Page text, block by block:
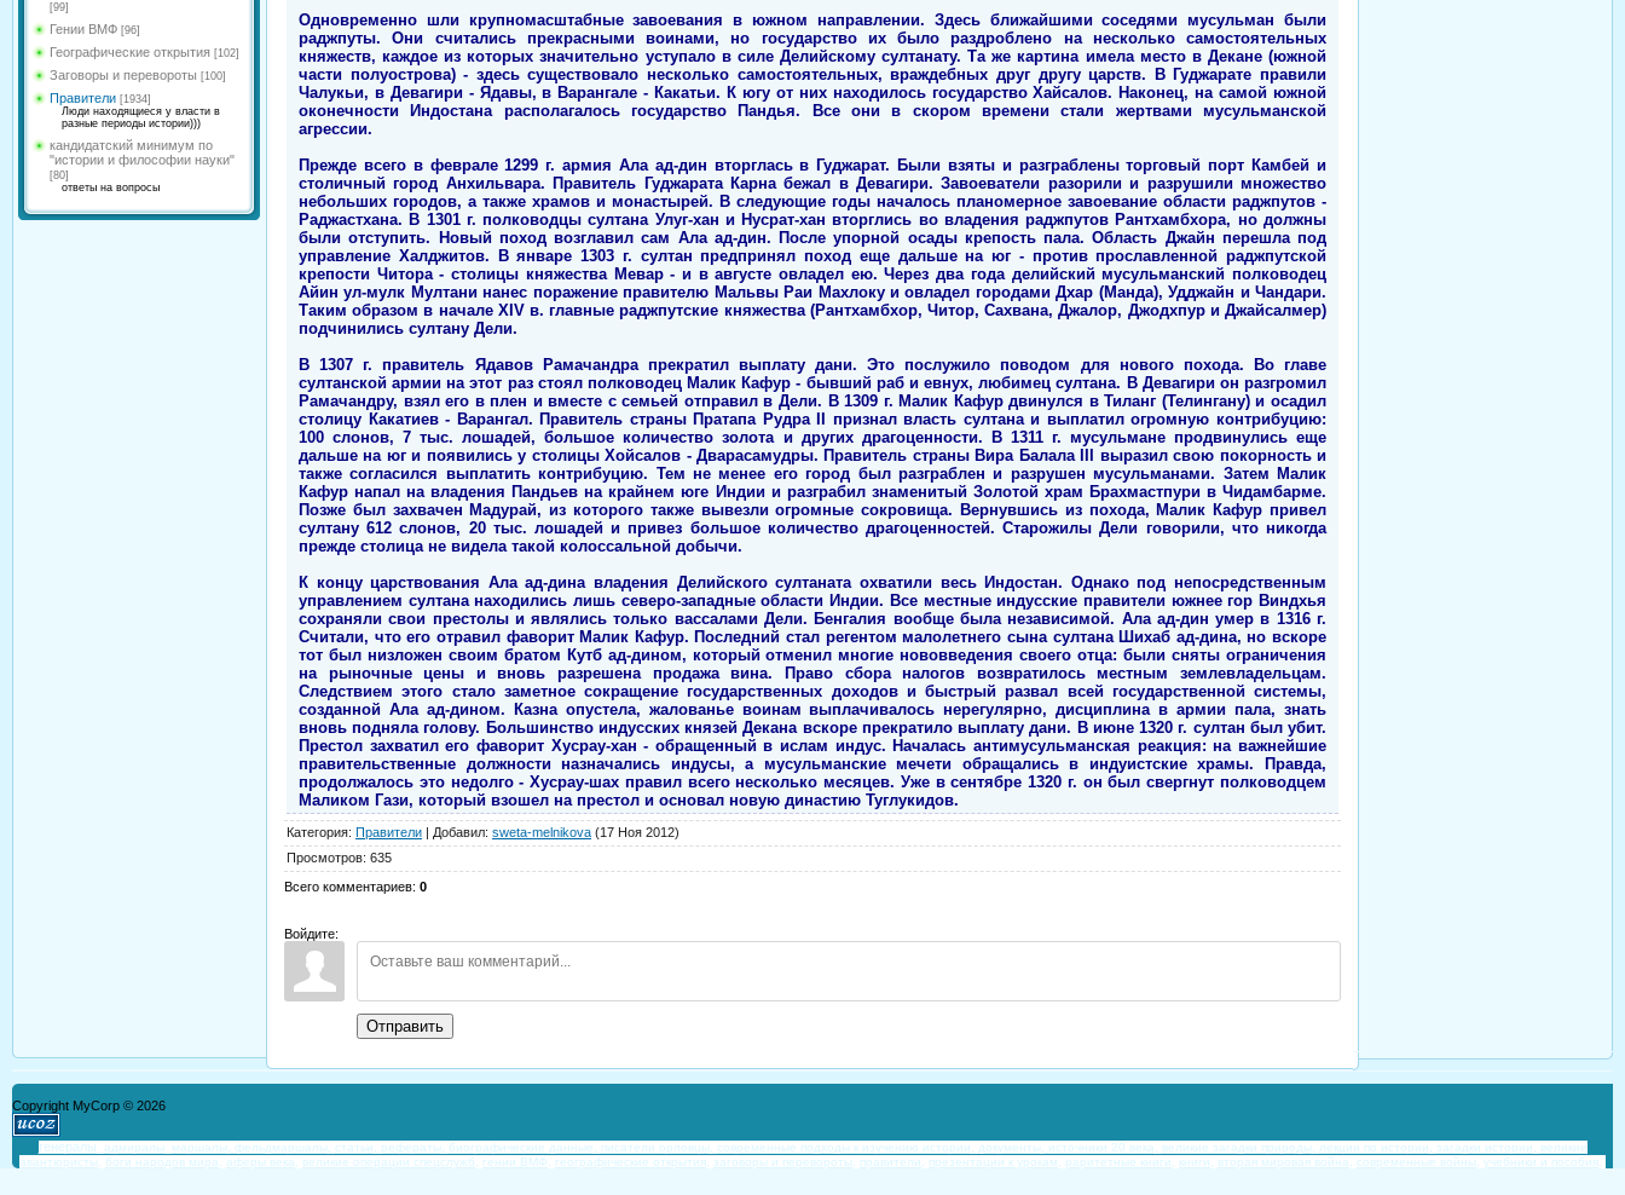
[99]
Гении ВМФ [96]
Географические открытия [102]
Заговоры и перевороты [100]
Правители [1934]
Люди находящиеся у власти в
разные периоды истории)))
кандидатский минимум по
"истории и философии науки"
[80]
ответы на вопросы
Одновременно шли крупномасштабные завоевания в южном направлении. Здесь ближайшими соседями мусульман были
раджпуты. Они считались прекрасными воинами, но государство их было раздроблено на несколько самостоятельных
княжеств, каждое из которых значительно уступало в силе Делийскому султанату. Та же картина имела место в Декане (южной
части полуострова) - здесь существовало несколько самостоятельных, враждебных друг другу царств. В Гуджарате правили
Чалукьи, в Девагири - Ядавы, в Варангале - Какатьи. К югу от них находилось государство Хайсалов. Наконец, на самой южной
оконечности Индостана располагалось государство Пандья. Все они в скором времени стали жертвами мусульманской
агрессии.
Прежде всего в феврале 1299 г. армия Ала ад-дин вторглась в Гуджарат. Были взяты и разграблены торговый порт Камбей и
столичный город Анхильвара. Правитель Гуджарата Карна бежал в Девагири. Завоеватели разорили и разрушили множество
небольших городов, а также храмов и монастырей. В следующие годы началось планомерное завоевание области раджпутов -
Раджастхана. В 1301 г. полководцы султана Улуг-хан и Нусрат-хан вторглись во владения раджпутов Рантхамбхора, но должны
были отступить. Новый поход возглавил сам Ала ад-дин. После упорной осады крепость пала. Область Джайн перешла под
управление Халджитов. В январе 1303 г. султан предпринял поход еще дальше на юг - против прославленной раджпутской
крепости Читора - столицы княжества Мевар - и в августе овладел ею. Через два года делийский мусульманский полководец
Айин ул-мулк Мултани нанес поражение правителю Мальвы Раи Махлоку и овладел городами Дхар (Манда), Удджайн и Чандари.
Таким образом в начале XIV в. главные раджпутские княжества (Рантхамбхор, Читор, Сахвана, Джалор, Джодхпур и Джайсалмер)
подчинились султану Дели.
В 1307 г. правитель Ядавов Рамачандра прекратил выплату дани. Это послужило поводом для нового похода. Во главе
султанской армии на этот раз стоял полководец Малик Кафур - бывший раб и евнух, любимец султана. В Девагири он разгромил
Рамачандру, взял его в плен и вместе с семьей отправил в Дели. В 1309 г. Малик Кафур двинулся в Тиланг (Телингану) и осадил
столицу Какатиев - Варангал. Правитель страны Пратапа Рудра II признал власть султана и выплатил огромную контрибуцию:
100 слонов, 7 тыс. лошадей, большое количество золота и других драгоценности. В 1311 г. мусульмане продвинулись еще
дальше на юг и появились у столицы Хойсалов - Дварасамудры. Правитель страны Вира Балала III выразил свою покорность и
также согласился выплатить контрибуцию. Тем не менее его город был разграблен и разрушен мусульманами. Затем Малик
Кафур напал на владения Пандьев на крайнем юге Индии и разграбил знаменитый Золотой храм Брахмастпури в Чидамбарме.
Позже был захвачен Мадурай, из которого также вывезли огромные сокровища. Вернувшись из похода, Малик Кафур привел
султану 612 слонов, 20 тыс. лошадей и привез большое количество драгоценностей. Старожилы Дели говорили, что никогда
прежде столица не видела такой колоссальной добычи.
К концу царствования Ала ад-дина владения Делийского султаната охватили весь Индостан. Однако под непосредственным
управлением султана находились лишь северо-западные области Индии. Все местные индусские правители южнее гор Виндхья
сохраняли свои престолы и являлись только вассалами Дели. Бенгалия вообще была независимой. Ала ад-дин умер в 1316 г.
Считали, что его отравил фаворит Малик Кафур. Последний стал регентом малолетнего сына султана Шихаб ад-дина, но вскоре
тот был низложен своим братом Кутб ад-дином, который отменил многие нововведения своего отца: были сняты ограничения
на рыночные цены и вновь разрешена продажа вина. Право сбора налогов возвратилось местным землевладельцам.
Следствием этого стало заметное сокращение государственных доходов и быстрый развал всей государственной системы,
созданной Ала ад-дином. Казна опустела, жалованье воинам выплачивалось нерегулярно, дисциплина в армии пала, знать
вновь подняла голову. Большинство индусских князей Декана вскоре прекратило выплату дани. В июне 1320 г. султан был убит.
Престол захватил его фаворит Хусрау-хан - обращенный в ислам индус. Началась антимусульманская реакция: на важнейшие
правительственные должности назначались индусы, а мусульманские мечети обращались в индуистские храмы. Правда,
продолжалось это недолго - Хусрау-шах правил всего несколько месяцев. Уже в сентябре 1320 г. он был свергнут полководцем
Маликом Гази, который взошел на престол и основал новую династию Туглукидов.
Категория: Правители | Добавил: sweta-melnikova (17 Ноя 2012)
Просмотров: 635
Всего комментариев: 0
Войдите:
Отправить
Copyright MyCorp © 2026
генералы адмиралы маршалы, фельдмаршалы, статьи, рефераты, биографические данные, писатели орловцы, современные подходы к изучению истории, документы, источники 20 века, великие загадки природы, лекции по истории, загадки истории,
великие
авантюристы,
боги народов мира, аферы века, великие операции спецслужб, гении ВМФ, географические открытия, заговоры и перевороты, правители, презентации к урокам, раритетные книги, книги, вторая мировая война, современные войны, учебники и пособия,